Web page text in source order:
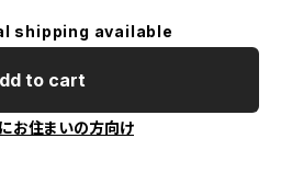
shipping available
to cart
お住まいの方向け